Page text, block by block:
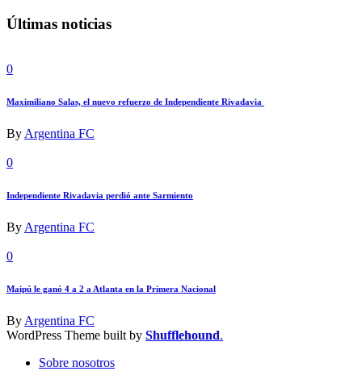
Últimas noticias
0
Maximiliano Salas, el nuevo refuerzo de Independiente Rivadavia
By Argentina FC
0
Independiente Rivadavia perdió ante Sarmiento
By Argentina FC
0
Maipú le ganó 4 a 2 a Atlanta en la Primera Nacional
By Argentina FC
WordPress Theme built by Shufflehound.
Sobre nosotros